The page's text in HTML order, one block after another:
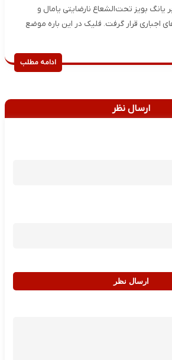
یانگ بویز تحت‌الشعاع نارضایتی یامال و
اجباری قرار گرفت. فلیک در این باره موضع
ادامه مطلب
ارسال نظر
ارسال نظر